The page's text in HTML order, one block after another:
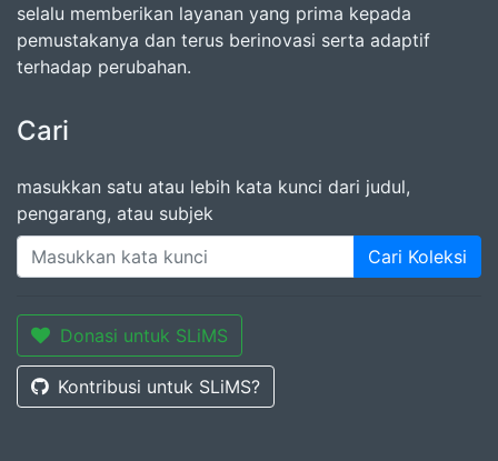
selalu memberikan layanan yang prima kepada
pemustakanya dan terus berinovasi serta adaptif
terhadap perubahan.
Cari
masukkan satu atau lebih kata kunci dari judul,
pengarang, atau subjek
Cari Koleksi
Donasi untuk SLiMS
Kontribusi untuk SLiMS?